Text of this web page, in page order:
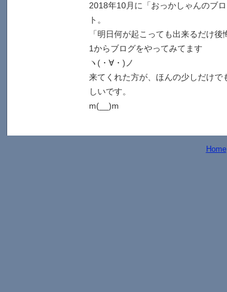
2018年10月に「おっかしゃんのブロ
ト。
「明日何が起こっても出来るだけ
1からブログをやってみてます
ヽ(・∀・)ノ
来てくれた方が、ほんの少しだけ
しいです。
m(__)m
Home